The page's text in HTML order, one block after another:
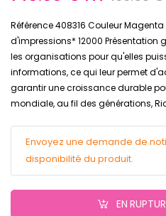
Référence 408316 Couleur
d'impressions* 12000 Présentation
les organisations pour qu'elles
informations, ce qui leur permet
garantir une croissance durable
mondiale, au fil des générations,
Envoyez une demande de
disponibilité du produit.
EN